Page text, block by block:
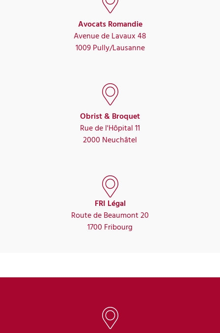
Avocats Romandie
Avenue de Lavaux 48
1009 Pully/Lausanne
Obrist & Broquet
Rue de l'Hôpital 11
2000 Neuchâtel
FRI Légal
Route de Beaumont 20
1700 Fribourg